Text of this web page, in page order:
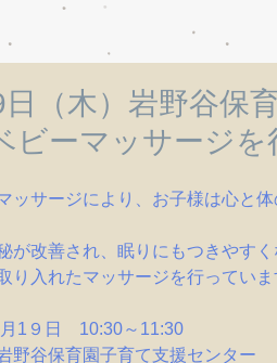
（木）岩野谷保
ビーマッサージを
ッサージにより、お子様は心と
が改善され、眠りにもつきやすく
り入れたマッサージを行っていま
1９日　10:30～11:30
野谷保育園子育て支援センター